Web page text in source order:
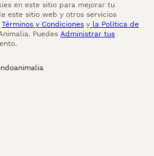
en este sitio para mejorar tu
este sitio web y otros servicios
Términos y Condiciones y la Política de
Puedes Administrar tus